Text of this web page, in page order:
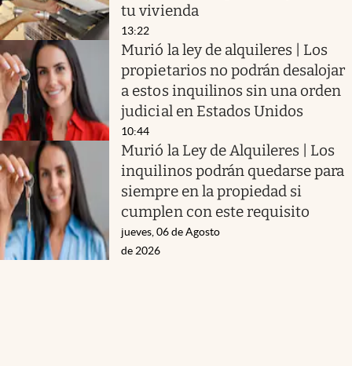
tu vivienda
13:22
Murió la ley de alquileres | Los
propietarios no podrán desalojar
a estos inquilinos sin una orden
judicial en Estados Unidos
10:44
Murió la Ley de Alquileres | Los
inquilinos podrán quedarse para
siempre en la propiedad si
cumplen con este requisito
jueves, 06 de Agosto
de 2026